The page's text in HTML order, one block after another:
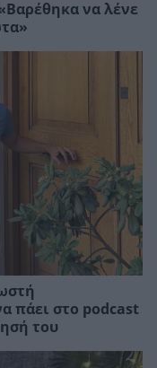
να λένε
πάει στο podcast
του